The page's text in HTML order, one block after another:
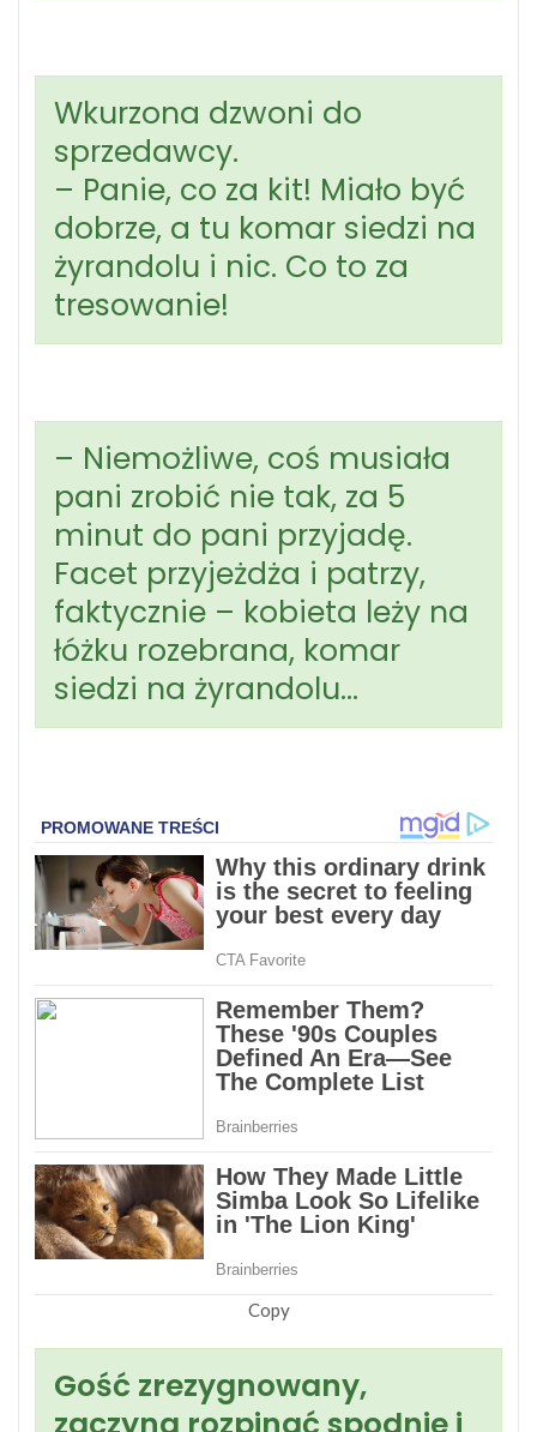
Wkurzona dzwoni do
sprzedawcy.
– Panie, co za kit! Miało być
dobrze, a tu komar siedzi na
żyrandolu i nic. Co to za
tresowanie!
– Niemożliwe, coś musiała
pani zrobić nie tak, za 5
minut do pani przyjadę.
Facet przyjeżdża i patrzy,
faktycznie – kobieta leży na
łóżku rozebrana, komar
siedzi na żyrandolu…
Copy
Gość zrezygnowany,